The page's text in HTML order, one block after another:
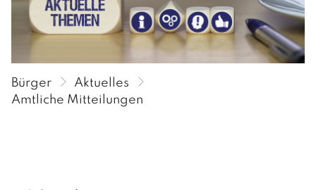
Amtstafel
Verordnungen im RIS
Veranstaltungen
Rückblicke
Bürger
Aktuelles
Amtliche Mitteilungen